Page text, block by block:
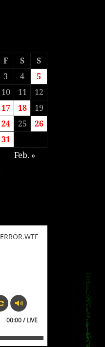
F S
S
3 4
5
10 11
12
17 18
19
24 25
26
31
Feb. »
ERROR.WTF
00:00 / LIVE